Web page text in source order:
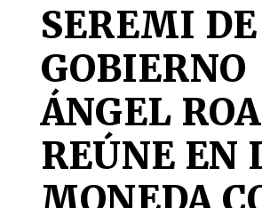
SEREMI DE
GOBIERNO
ÁNGEL
REÚNE EN